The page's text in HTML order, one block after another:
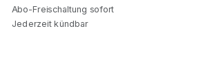
Abo-Freischaltung sofort
Jederzeit kündbar